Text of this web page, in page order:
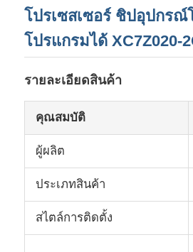
ทัวร์โรงงาน
ติดต่อเรา
ข่าว
กรณี
FPGA Field Programmable
โปรเซสเซอร์ ชิปอุปกรณ์
โปรแกรมได้ XC7Z020-
รายละเอียดสินค้า
คุณสมบัติ
ผู้ผลิต
ประเภทสินค้า
สไตล์การติดตั้ง